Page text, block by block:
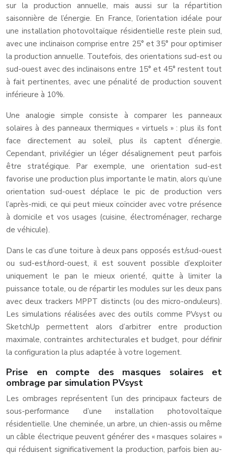
sur la production annuelle, mais aussi sur la répartition
saisonnière de l’énergie. En France, l’orientation idéale pour
une installation photovoltaïque résidentielle reste plein sud,
avec une inclinaison comprise entre 25° et 35° pour optimiser
la production annuelle. Toutefois, des orientations sud-est ou
sud-ouest avec des inclinaisons entre 15° et 45° restent tout
à fait pertinentes, avec une pénalité de production souvent
inférieure à 10%.
Une analogie simple consiste à comparer les panneaux
solaires à des panneaux thermiques « virtuels » : plus ils font
face directement au soleil, plus ils captent d’énergie.
Cependant, privilégier un léger désalignement peut parfois
être stratégique. Par exemple, une orientation sud-est
favorise une production plus importante le matin, alors qu’une
orientation sud-ouest déplace le pic de production vers
l’après-midi, ce qui peut mieux coïncider avec votre présence
à domicile et vos usages (cuisine, électroménager, recharge
de véhicule).
Dans le cas d’une toiture à deux pans opposés est/sud-ouest
ou sud-est/nord-ouest, il est souvent possible d’exploiter
uniquement le pan le mieux orienté, quitte à limiter la
puissance totale, ou de répartir les modules sur les deux pans
avec deux trackers MPPT distincts (ou des micro-onduleurs).
Les simulations réalisées avec des outils comme PVsyst ou
SketchUp permettent alors d’arbitrer entre production
maximale, contraintes architecturales et budget, pour définir
la configuration la plus adaptée à votre logement.
Prise en compte des masques solaires et
ombrage par simulation PVsyst
Les ombrages représentent l’un des principaux facteurs de
sous-performance d’une installation photovoltaïque
résidentielle. Une cheminée, un arbre, un chien-assis ou même
un câble électrique peuvent générer des « masques solaires »
qui réduisent significativement la production, parfois bien au-